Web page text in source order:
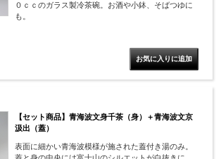
０ｃｃのガラス製冷茶碗。お酒や小鉢、そばつゆに
も。
【セット商品】青海波文身千茶（身）＋青海波文京
汲出（蓋）
表面に細かい青海波模様が施された蓋付き湯のみ。